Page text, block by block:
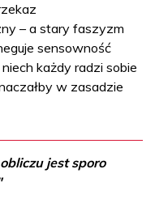
– a stary faszyzm
sensowność
każdy radzi sobie
w zasadzie
jest sporo